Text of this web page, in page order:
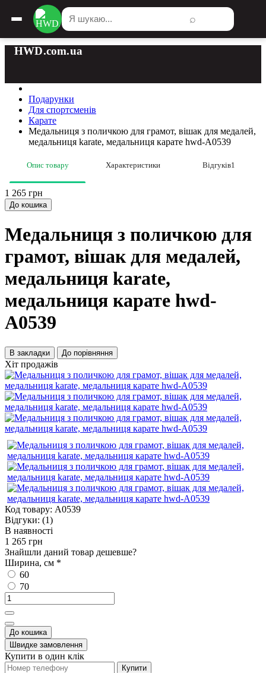
⌕
HWD.com.ua
Подарунки
Для спортсменів
Карате
Медальниця з поличкою для грамот, вішак для медалей,
медальниця karate, медальниця карате hwd-А0539
Опис товару Характеристики Відгуків1
1 265 грн
До кошика
Медальниця з поличкою для
грамот, вішак для медалей,
медальниця karate,
медальниця карате hwd-
А0539
В закладки До порівняння
Хіт продажів
Код товару: А0539
Відгуки: (1)
В наявності
1 265 грн
Знайшли даний товар дешевше?
Ширина, см *
60
70
До кошика
Швидке замовлення
Купити в один клік
Купити